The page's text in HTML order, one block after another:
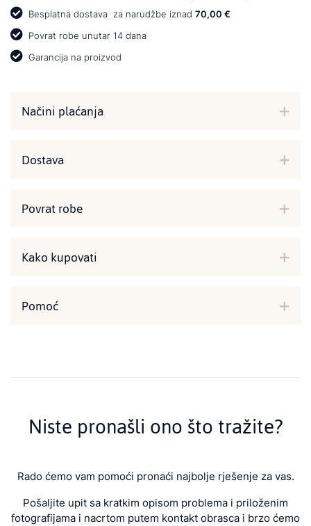
Besplatna dostava za narudžbe iznad 70,00 €
Povrat robe unutar 14 dana
Garancija na proizvod
Načini plaćanja
Dostava
Povrat robe
Kako kupovati
Pomoć
Niste pronašli ono što tražite?
Rado ćemo vam pomoći pronaći najbolje rješenje za vas.
Pošaljite upit sa kratkim opisom problema i priloženim
fotografijama i nacrtom putem kontakt obrasca i brzo ćemo